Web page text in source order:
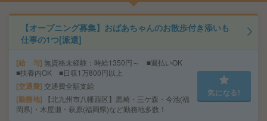
【オープニング募集】おばあちゃんのお散歩付き添いも
仕事の1つ[派遣]
給 与 無資格未経験：時給1350円～ ■週払いOK
■扶養内OK ■日収1万800円以上
交通費 交通費全額支給
勤務地
【北九州市八幡西区】黒崎・三ケ森・今池(福
岡県)・木屋瀬・萩原(福岡県)など勤務地多数！
気になる!